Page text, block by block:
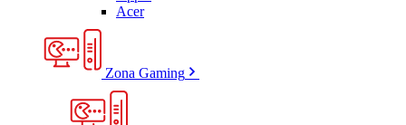
Acer
Zona Gaming